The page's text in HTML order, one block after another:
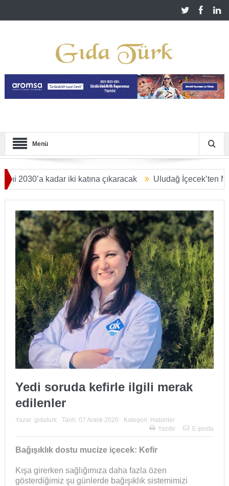
Menü
kadar iki katına çıkaracak Uludağ İçecek’ten
DOLARA ULAŞACAK
Yedi soruda kefirle ilgili merak
edilenler
Yazar: gidaturk Tarih: 07 Aralık 2020 Kategori: Haberler
Yazdır
E-posta
Bağışıklık dostu mucize içecek: Kefir
Kışa girerken sağlığımıza daha fazla özen
gösterdiğimiz şu günlerde bağışıklık sistemimizi